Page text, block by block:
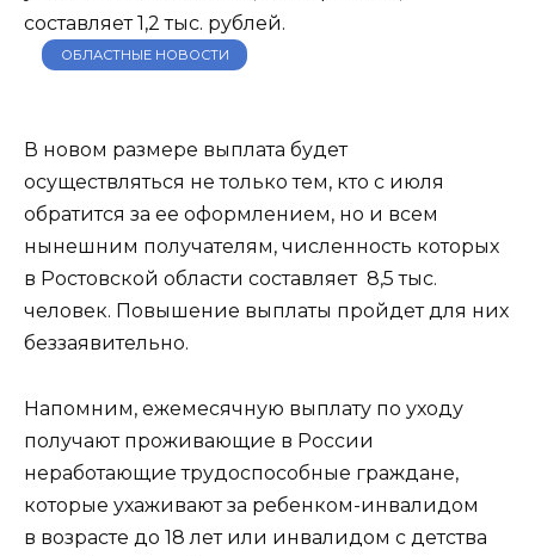
составляет 1,2 тыс. рублей.
ОБЛАСТНЫЕ НОВОСТИ
В новом размере выплата будет
осуществляться не только тем, кто с июля
обратится за ее оформлением, но и всем
нынешним получателям, численность которых
в Ростовской области составляет 8,5 тыс.
человек. Повышение выплаты пройдет для них
беззаявительно.
Напомним, ежемесячную выплату по уходу
получают проживающие в России
неработающие трудоспособные граждане,
которые ухаживают за ребенком-инвалидом
в возрасте до 18 лет или инвалидом с детства